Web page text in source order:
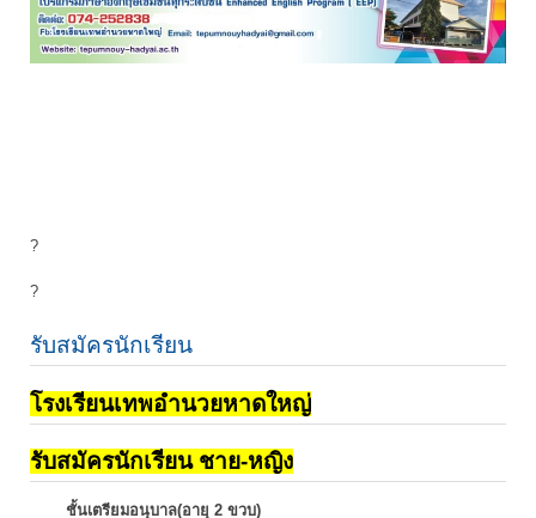
?
?
รับสมัครนักเรียน
โรงเรียนเทพอำนวยหาดใหญ่
รับสมัครนักเรียน ชาย-หญิง
ชั้นเตรียมอนุบาล(อายุ 2 ขวบ)